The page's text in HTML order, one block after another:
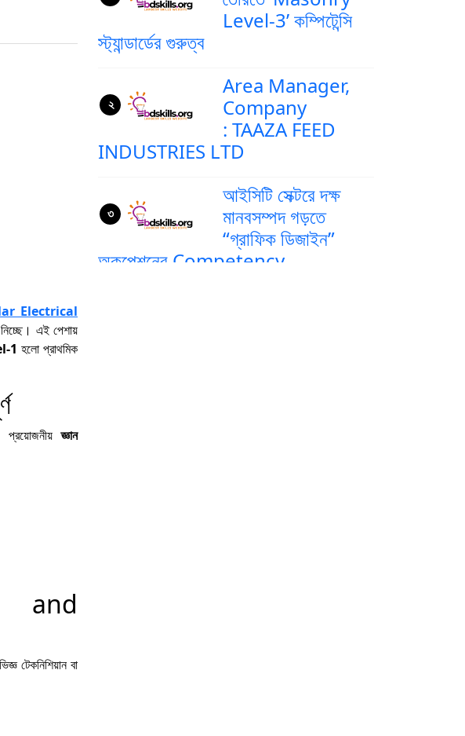
Electrical
এই পেশায়
1 হলো প্রাথমিক
প্রয়োজনীয়জ্ঞান
and
টেকনিশিয়ান বা
Level-3’ কম্পিটেন্সি
স্ট্যান্ডার্ডের গুরুত্ব
Area Manager,
Company
: TAAZA FEED
INDUSTRIES LTD
২
আইসিটি সেক্টরে দক্ষ
মানবসম্পদ গড়তে
“গ্রাফিক ডিজাইন”
অকুপেশনের Competency
৩